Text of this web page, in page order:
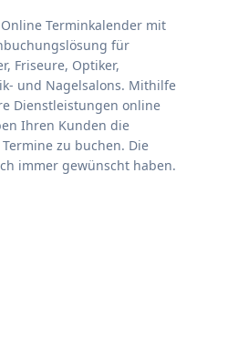
Terminkalender mit
für
Friseure, Optiker,
und Nagelsalons. Mithilfe
Dienstleistungen online
Ihren Kunden die
zu buchen. Die
immer gewünscht haben.